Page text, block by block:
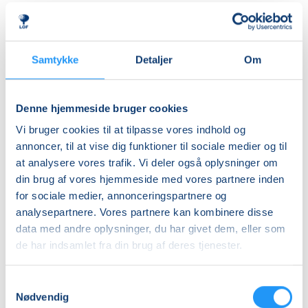
Samtykke Detaljer Om
Denne hjemmeside bruger cookies
Vi bruger cookies til at tilpasse vores indhold og
annoncer, til at vise dig funktioner til sociale medier og til
at analysere vores trafik. Vi deler også oplysninger om
din brug af vores hjemmeside med vores partnere inden
for sociale medier, annonceringspartnere og
analysepartnere. Vores partnere kan kombinere disse
data med andre oplysninger, du har givet dem, eller som
de har indsamlet fra din brug af deres tjenester.
Nødvendig
som inviterer til leg, bevægelse og nysgerrighed.
Aktiviteterne tilpasses børnenes alder og udvikling,
så alle kan være med – uanset forudsætninger.
genkendelse. De velkendte sange, lege og
føle sig hjemme, deltage aktivt og udvikle sig i sit eget
tempo.
Undervejs får I inspiration til enkle og sjove
bevægelseslege, som kan tages med hjem og skabe
hyggelige stunder i hverdagen.
Det hele foregår i en afslappet og positiv atmosfære
fyldt med glæde, nærvær og fællesskab med andre
forældre og børn. Kom og leg, syng, dans og bevæg
dig sammen med dit barn – det er sjovt, udviklende
Ledig-KBH
Ledig-FRB
DKK 932,00
DKK 912,00
Studerende-FRB
DKK 932,00
Unge (18-25 år)-KBH
DKK 912,00
Info
904180